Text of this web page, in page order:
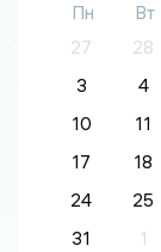
Пн Вт
27
28
3
4
10
11
17
18
24
25
31
1